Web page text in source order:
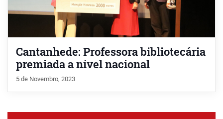
Cantanhede: Professora bibliotecária
premiada a nível nacional
5 de Novembro, 2023